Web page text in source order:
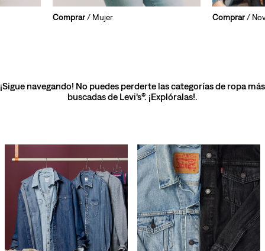
Comprar/ Mujer Comprar/
¡Sigue navegando! No puedes perderte las categorías de ropa más
buscadas de Levi’s®. ¡Explóralas!.